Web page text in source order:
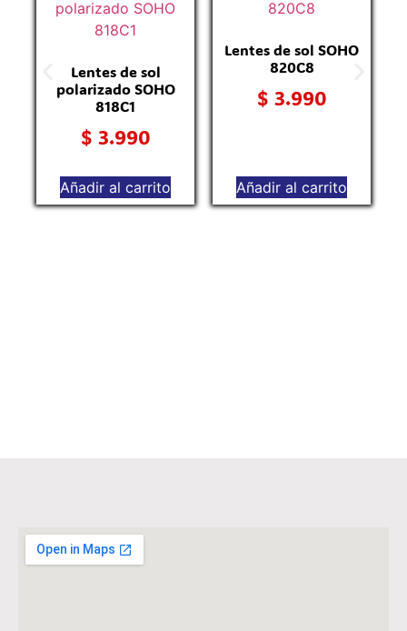
Lentes de sol
polarizado SOHO
818C1
$ 3.990
Añadir al carrito
Lentes de sol SOHO
820C8
$ 3.990
Añadir al carrito